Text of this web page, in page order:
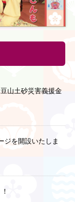
山土砂災害義援金
を開設いたしま